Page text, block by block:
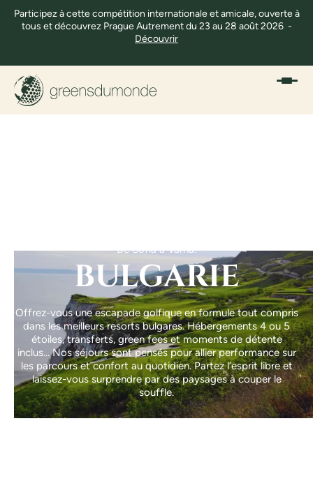
Participez à cette compétition internationale et amicale, ouverte à
tous et découvrez Prague Autrement du 23 au 28 août 2026 -
Découvrir
De Sofia à Varna.
BULGARIE
Offrez-vous une escapade golfique en formule tout compris
dans les meilleurs resorts bulgares. Hébergements 4 ou 5
étoiles, transferts, green fees et moments de détente
inclus… Nos séjours sont pensés pour allier performance sur
les parcours et confort au quotidien. Partez l’esprit libre et
laissez-vous surprendre par des paysages à couper le
souffle.